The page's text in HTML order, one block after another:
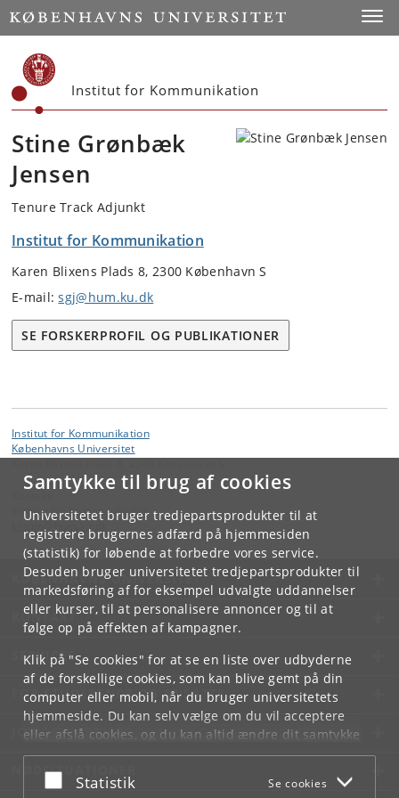
Samtykke til brug af cookies
Universitetet bruger tredjepartsprodukter til at
registrere brugernes adfærd på hjemmesiden
(statistik) for løbende at forbedre vores service.
Desuden bruger universitetet tredjepartsprodukter til
markedsføring af for eksempel udvalgte uddannelser
eller kurser, til at personalisere annoncer og til at
følge op på effekten af kampagner.
Klik på "Se cookies" for at se en liste over udbyderne
af de forskellige cookies, som kan blive gemt på din
computer eller mobil, når du bruger universitetets
hjemmeside. Du kan selv vælge om du vil acceptere
eller afslå cookies, og du kan altid ændre dit samtykke
underCookie- og privatlivspolitiksom du finder i
bunden af hver side.
Acceptér eller afslå
Statistik Se cookies
Start
Institut for Kommunikation
Stine Grønbæk
Jensen
Tenure Track Adjunkt
Institut for Kommunikation
Karen Blixens Plads 8, 2300 København S
E-mail:sgj@hum.ku.dk
SE FORSKERPROFIL OG PUBLIKATIONER
Institut for Kommunikation
Københavns Universitet
Institut for Kommunikation
KØBENHAVNS UNIVERSITET
KONTAKT
SERVICES
FOR STUDERENDE OG ANSATTE
JOB OG KARRIERE
NØDSITUATIONER